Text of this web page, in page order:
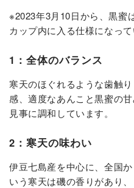
※2023年3月10日から、黒蜜
カップ内に入る仕様になって
1：全体のバランス
寒天のほぐれるような歯触
感、適度なあんこと黒蜜の
見事に調和しています。
2：寒天の味わい
伊豆七島産を中心に、全国
いう寒天は磯の香りがあり